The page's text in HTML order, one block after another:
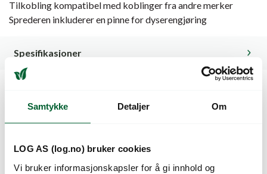
Samtykke Detaljer Om
LOG AS (log.no) bruker cookies
Vi bruker informasjonskapsler for å gi innhold og
Tilkobling kompatibel med koblinger fra andre merker
Sprederen inkluderer en pinne for dyserengjøring
Spesifikasjoner
Kunder så også på